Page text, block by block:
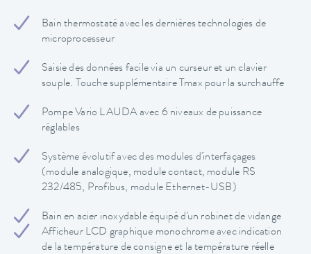
Bain thermostaté avec les dernières technologies de
microprocesseur
Saisie des données facile via un curseur et un clavier
souple. Touche supplémentaire Tmax pour la surchauffe
Pompe Vario LAUDA avec 6 niveaux de puissance
réglables
Système évolutif avec des modules d'interfaçages
(module analogique, module contact, module RS
232/485, Profibus, module Ethernet-USB)
Bain en acier inoxydable équipé d'un robinet de vidange
Afficheur LCD graphique monochrome avec indication
de la température de consigne et la température réelle